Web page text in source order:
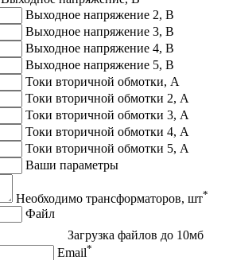
Выходное напряжение 2, В
Выходное напряжение 3, В
Выходное напряжение 4, В
Выходное напряжение 5, В
Токи вторичной обмотки, А
Токи вторичной обмотки 2, А
Токи вторичной обмотки 3, А
Токи вторичной обмотки 4, А
Токи вторичной обмотки 5, А
Ваши параметры
Необходимо трансформаторов, шт*
Файл
Загрузка файлов до 10мб
Email*